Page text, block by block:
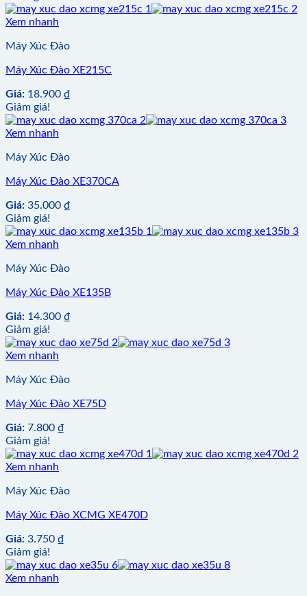
Xem nhanh
Máy Xúc Đào
Máy Xúc Đào XE215C
Giá: 18.900 ₫
Giảm giá!
Xem nhanh
Máy Xúc Đào
Máy Xúc Đào XE370CA
Giá: 35.000 ₫
Giảm giá!
Xem nhanh
Máy Xúc Đào
Máy Xúc Đào XE135B
Giá: 14.300 ₫
Giảm giá!
Xem nhanh
Máy Xúc Đào
Máy Xúc Đào XE75D
Giá: 7.800 ₫
Giảm giá!
Xem nhanh
Máy Xúc Đào
Máy Xúc Đào XCMG XE470D
Giá: 3.750 ₫
Giảm giá!
Xem nhanh